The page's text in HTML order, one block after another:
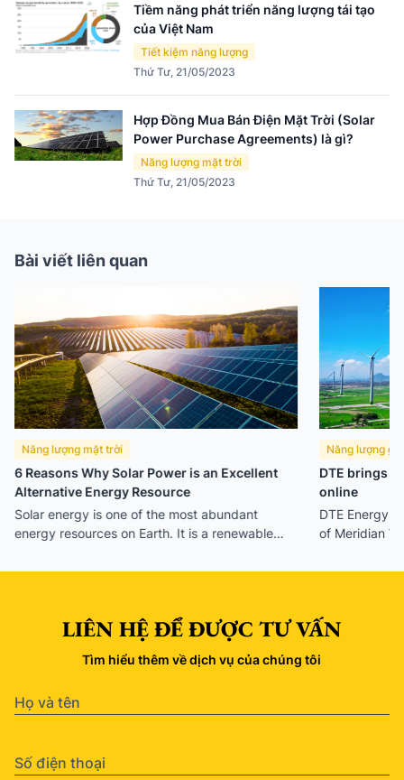
Tiềm năng phát triển năng lượng tái tạo
của Việt Nam
Tiết kiệm năng lượng
Thứ Tư, 21/05/2023
Hợp Đồng Mua Bán Điện Mặt Trời (Solar
Power Purchase Agreements) là gì?
Năng lượng mặt trời
Thứ Tư, 21/05/2023
Bài viết liên quan
Năng lượng mặt trời
6 Reasons Why Solar Power is an Excellent
Alternative Energy Resource
Solar energy is one of the most abundant
energy resources on Earth. It is a renewable
power for your home’s needs. It’s also
environment.
Năng lượng gió
DTE brings
online
DTE Energy
of Meridian
LIÊN HỆ ĐỂ ĐƯỢC TƯ VẤN
Tìm hiểu thêm về dịch vụ của chúng tôi